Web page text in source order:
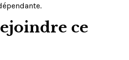
ce